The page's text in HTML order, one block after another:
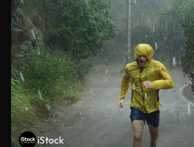
iStock